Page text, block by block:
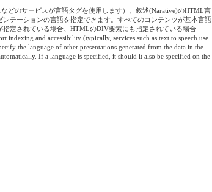
どのサービスが言語タグを使用します）。叙述(Narative)のHTML言
テーションの言語を指定できます。すべてのコンテンツが基本言語
定されている場合、HTMLのDIV要素にも指定されている場合
and accessibility (typically, services such as text to speech use
the language of other presentations generated from the data in the
If a language is specified, it should it also be specified on the